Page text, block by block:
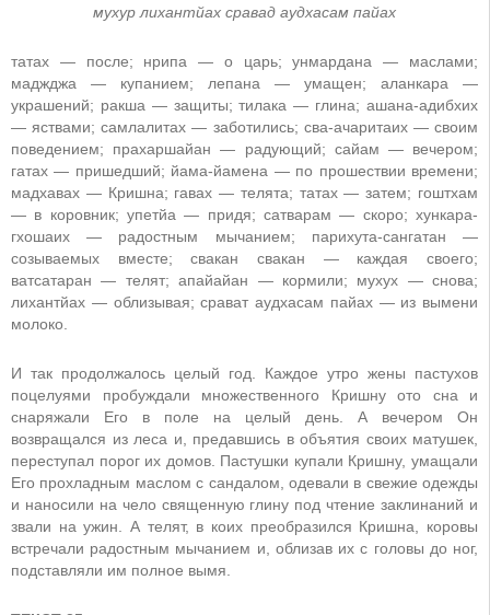
мухур лихантйах сравад аудхасам пайах
татах — после; нрипа — о царь; унмардана — маслами;
маджджа — купанием; лепана — умащен; аланкара —
украшений; ракша — защиты; тилака — глина; ашана-адибхих
— яствами; самлалитах — заботились; сва-ачаритаих — своим
поведением; прахаршайан — радующий; сайам — вечером;
гатах — пришедший; йама-йамена — по прошествии времени;
мадхавах — Кришна; гавах — телята; татах — затем; гоштхам
— в коровник; упетйа — придя; сатварам — скоро; хункара-
гхошаих — радостным мычанием; парихута-сангатан —
созываемых вместе; свакан свакан — каждая своего;
ватсатаран — телят; апайайан — кормили; мухух — снова;
лихантйах — облизывая; срават аудхасам пайах — из вымени
молоко.
И так продолжалось целый год. Каждое утро жены пастухов
поцелуями пробуждали множественного Кришну ото сна и
снаряжали Его в поле на целый день. А вечером Он
возвращался из леса и, предавшись в объятия своих матушек,
переступал порог их домов. Пастушки купали Кришну, умащали
Его прохладным маслом с сандалом, одевали в свежие одежды
и наносили на чело священную глину под чтение заклинаний и
звали на ужин. А телят, в коих преобразился Кришна, коровы
встречали радостным мычанием и, облизав их с головы до ног,
подставляли им полное вымя.